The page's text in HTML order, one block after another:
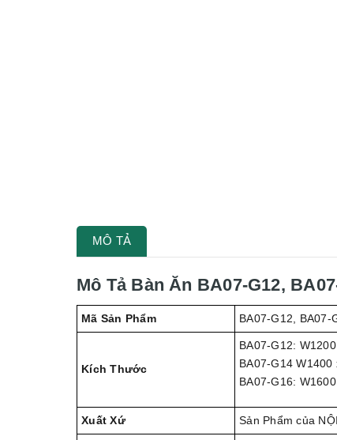
MÔ TẢ
Mô Tả Bàn Ăn BA07-G12,
Mã Sản Phẩm BA07-G12, BA07-
Kích Thước
BA07-G12:
BA07-G14
BA07-G16:
Xuất Xứ Sản Phẩm của